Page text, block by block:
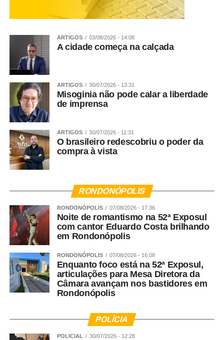
ARTIGOS 03/08/2026 - 14:08
A cidade começa na calçada
ARTIGOS 30/07/2026 - 13:31
Misoginia não pode calar a liberdade
de imprensa
ARTIGOS 30/07/2026 - 11:31
O brasileiro redescobriu o poder da
compra à vista
RONDONÓPOLIS
RONDONÓPOLIS 07/08/2026 - 17:36
Noite de romantismo na 52ª Exposul
com cantor Eduardo Costa brilhando
em Rondonópolis
RONDONÓPOLIS 07/08/2026 - 16:08
Enquanto foco está na 52ª Exposul,
articulações para Mesa Diretora da
Câmara avançam nos bastidores em
Rondonópolis
POLÍCIA
POLICIAL 30/07/2026 - 12:28